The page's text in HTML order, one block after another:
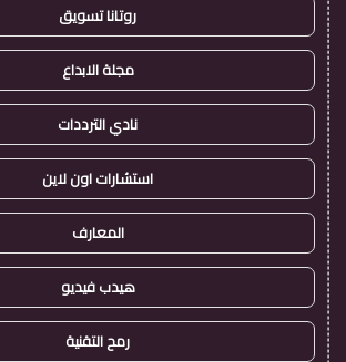
روتانا تسويق
مجلة الابداع
نادي الترددات
استشارات اون لاين
المعارف
هيدب فيديو
رمح التقنية